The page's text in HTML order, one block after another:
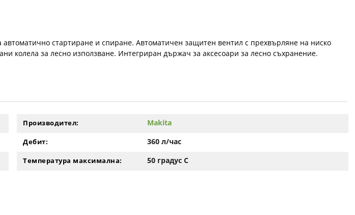
стартиране и спиране. Автоматичен защитен вентил с прехвърляне на ниско
колела за лесно използване. Интегриран държач за аксесоари за лесно съхранение.
Производител: Makita
Дебит: 360 л/час
Температура максимална: 50 градус С